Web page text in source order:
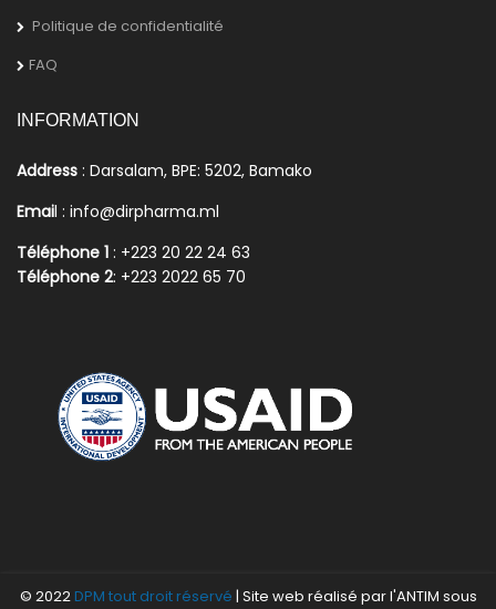
Politique de confidentialité
FAQ
INFORMATION
Address : Darsalam, BPE: 5202, Bamako
Email : info@dirpharma.ml
Téléphone 1 : +223 20 22 24 63
Téléphone 2: +223 2022 65 70
© 2022DPM tout droit réservé | Site web réalisé par l'ANTIM sous